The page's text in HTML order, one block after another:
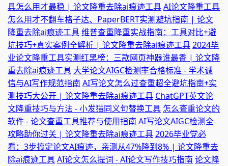
具怎么用才最稳 | 论文降重去除ai痕迹工具AI论文降重工具
怎么用才不翻车格子达、PaperBERT实测避坑指南 | 论文
降重去除ai痕迹工具维普查重降重实战指南：工具对比+避
坑技巧+真实案例全解析 | 论文降重去除ai痕迹工具2024毕
业论文降重工具实测红黑榜：三款网页神器谁最香 | 论文降
重去除ai痕迹工具 大学论文AIGC检测率合格标准 - 学术诚
信与AI写作规范指南 AI写论文怎么过查重超全避坑指南+实
测技巧大公开 | 论文降重去除ai痕迹工具 ChatGPT英文论
文降重技巧与方法 - 小发猫同义句替换工具 怎么查重论文的
软件 - 论文查重工具推荐与使用指南 AI写论文AIGC检测全
攻略助你过关 | 论文降重去除ai痕迹工具2026毕业党必
看：3步搞定论文AI痕迹，亲测从47%降到8% | 论文降重去
除ai痕迹工具AI论文怎么提词 - AI论文写作技巧指南 论文降